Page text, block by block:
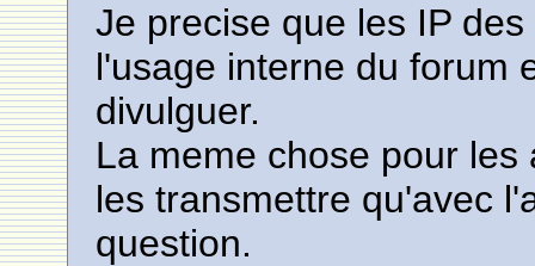
Je precise que les IP
l'usage interne du forum
divulguer.
La meme chose pour
les transmettre qu'avec
question.